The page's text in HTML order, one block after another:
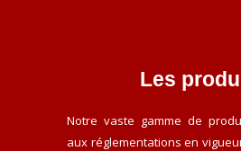
Les
Notre vaste gamme de
aux réglementations en